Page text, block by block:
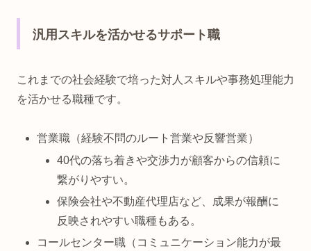
汎用スキルを活かせるサポート職
これまでの社会経験で培った対人スキルや事務処理能力
を活かせる職種です。
営業職（経験不問のルート営業や反響営業）
40代の落ち着きや交渉力が顧客からの信頼に
繋がりやすい。
保険会社や不動産代理店など、成果が報酬に
反映されやすい職種もある。
コールセンター職（コミュニケーション能力が最